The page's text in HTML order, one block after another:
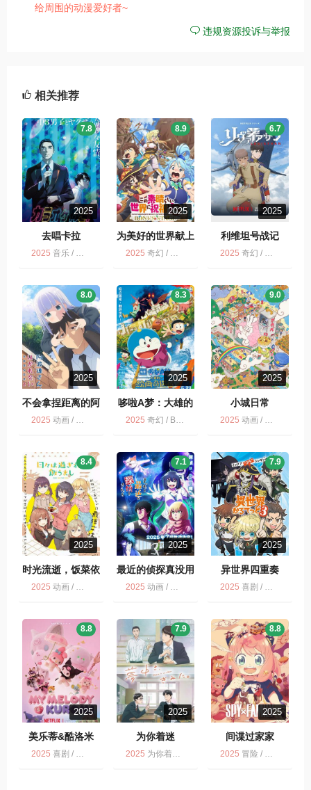
给周围的动漫爱好者~
违规资源投诉与举报
相关推荐
2025
去唱卡拉
7.8
2025 音乐 / 喜剧 / 多版 / 去唱卡拉OK吧！ / 动画
2025
为美好的世界献上
祝福！
8.9
2025 奇幻 / 喜剧 / 冒险 / 多版 / 动画
2025
利维坦号战记
6.7
2025 奇幻 / 剧情 / 科幻 / 动画 / 战争 / 动作 / NETFLIX / 历史
2025
不会拿捏距离的阿
波连同学
8.0
2025 动画 / 多版 / 剧情 / 喜剧
2025
哆啦A梦：大雄的
绘画奇遇记 映画
8.3
2025 奇幻 / BD多版 / 动画 / 冒险 / 喜剧
2025
小城日常
9.0
2025 动画 / 喜剧 / 多版
2025
时光流逝，饭菜依
旧美味
8.4
2025 动画 / 多版 / 喜剧 / 剧情
2025
最近的侦探真没用
7.1
2025 动画 / 喜剧 / 最近的侦探真没用 / 多版
2025
异世界四重奏
7.9
2025 喜剧 / 日语无字 / 异世界四重奏 第3季 / 动画 / 多版
2025
美乐蒂&酷洛米
My Melody &
8.8
2025 喜剧 / 动画 / NETFLIX
2025
为你着迷
7.9
2025 为你着迷 / 动画 / 喜剧 / 多版
2025
间谍过家家
8.8
2025 冒险 / 动画 / 喜剧 / 爱情 / 多版